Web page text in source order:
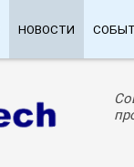
НОВОСТИ